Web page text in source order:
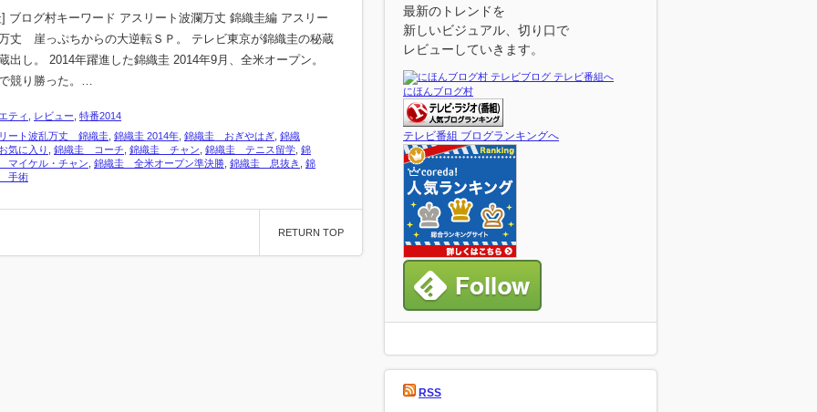
] ブログ村キーワード アスリート波瀾万丈 錦織圭編 アスリー
丈 崖っぷちからの大逆転ＳＰ。 テレビ東京が錦織圭の秘蔵
出し。 2014年躍進した錦織圭 2014年9月、全米オープン。
競り勝った。…
ティ レビュー 特番2014
ート波乱万丈 錦織圭 錦織圭 2014年 錦織圭 おぎやはぎ 錦織
気に入り
錦織圭 コーチ 錦織圭 チャン 錦織圭 テニス留学 錦
マイケル・チャン 錦織圭 全米オープン準決勝 錦織圭 息抜き
錦
手術
RETURN TOP
最新のトレンドを
新しいビジュアル、切り口で
レビューしていきます。
にほんブログ村
テレビ番組 ブログランキングへ
RSS